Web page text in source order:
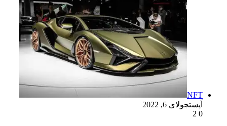
NFT
اَپستجولای 6, 2022
0